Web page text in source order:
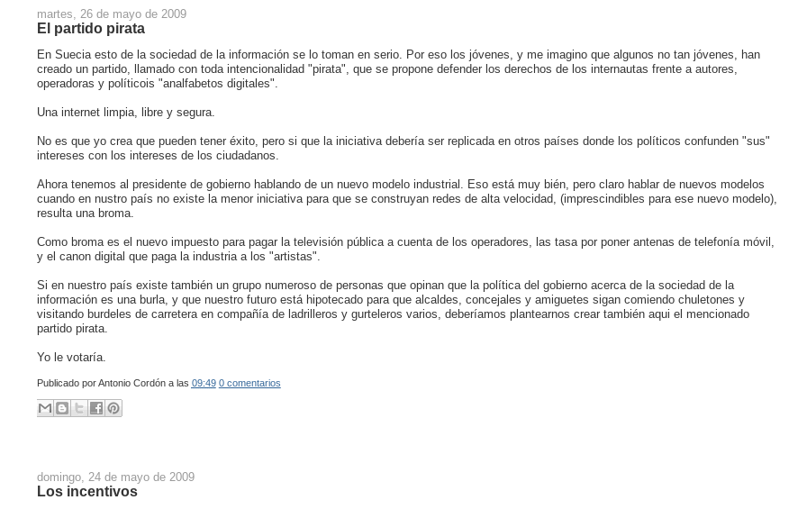
martes, 26 de mayo de 2009
El partido pirata
En Suecia esto de la sociedad de la información se lo toman en serio. Por eso los jóvenes, y me imagino que algunos no tan jóvenes, han
creado un partido, llamado con toda intencionalidad "pirata", que se propone defender los derechos de los internautas frente a autores,
operadoras y políticois "analfabetos digitales".
Una internet limpia, libre y segura.
No es que yo crea que pueden tener éxito, pero si que la iniciativa debería ser replicada en otros países donde los políticos confunden "sus"
intereses con los intereses de los ciudadanos.
Ahora tenemos al presidente de gobierno hablando de un nuevo modelo industrial. Eso está muy bién, pero claro hablar de nuevos modelos
cuando en nustro país no existe la menor iniciativa para que se construyan redes de alta velocidad, (imprescindibles para ese nuevo modelo),
resulta una broma.
Como broma es el nuevo impuesto para pagar la televisión pública a cuenta de los operadores, las tasa por poner antenas de telefonía móvil,
y el canon digital que paga la industria a los "artistas".
Si en nuestro país existe también un grupo numeroso de personas que opinan que la política del gobierno acerca de la sociedad de la
información es una burla, y que nuestro futuro está hipotecado para que alcaldes, concejales y amiguetes sigan comiendo chuletones y
visitando burdeles de carretera en compañía de ladrilleros y gurteleros varios, deberíamos plantearnos crear también aqui el mencionado
partido pirata.
Yo le votaría.
Publicado porAntonio Cordón a las 09:49 0 comentarios
domingo, 24 de mayo de 2009
Los incentivos